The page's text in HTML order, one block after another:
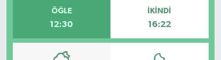
ÖĞLE
12:30
İKINDI
16:22
Düzce
Eğitim